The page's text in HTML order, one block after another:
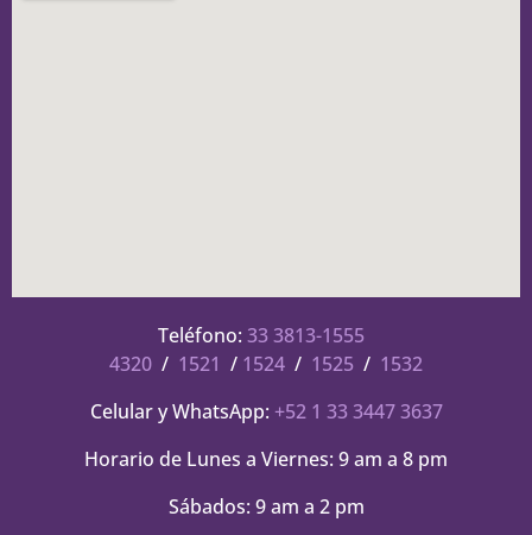
Teléfono: 33 3813-1555
4320 / 1521 / 1524 / 1525 / 1532
Celular y WhatsApp: +52 1 33 3447 3637
Horario de Lunes a Viernes: 9 am a 8 pm
Sábados: 9 am a 2 pm